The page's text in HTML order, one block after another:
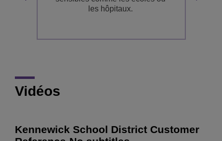
les hôpitaux.
Vidéos
Kennewick School District Customer